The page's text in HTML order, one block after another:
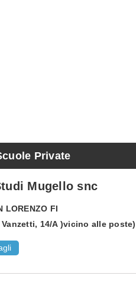
Private
Mugello snc
LORENZO FI
Vanzetti, 14/A )vicino alle